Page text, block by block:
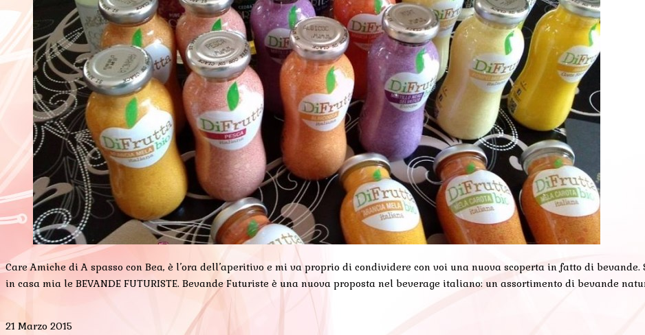
Care Amiche di A spasso con Bea, è l’ora dell’aperitivo e mi va proprio di condividere con voi una nuova scoperta in fatto di
in casa mia le BEVANDE FUTURISTE. Bevande Futuriste è una nuova proposta nel beverage italiano: un assortimento di bevande
21 Marzo 2015